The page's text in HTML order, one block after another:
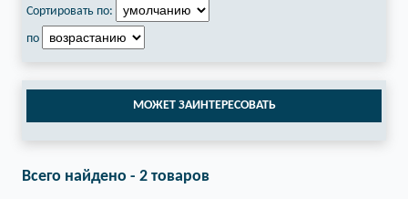
Сортировать по:
по
МОЖЕТ ЗАИНТЕРЕСОВАТЬ
Всего найдено - 2 товаров